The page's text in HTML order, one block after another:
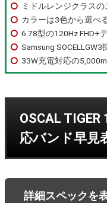
ミドルレンジクラスの
カラーは3色から選べ
6.78型の120Hz FHD+
Samsung
33W充電対応の
OSCAL
応バンド早見
詳細スペックを